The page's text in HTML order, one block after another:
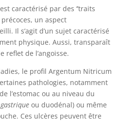
caractérisé par des ‘’traits
un aspect
Il s’agit d’un sujet caractérisé
physique. Aussi, transparaît
reflet de l’angoisse.
le profil Argentum Nitricum
pathologies, notamment
l’estomac ou au niveau du
ou duodénal) ou même
Ces ulcères peuvent être